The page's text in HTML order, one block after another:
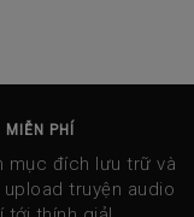
MIỄN PHÍ
mục đích lưu trữ và
truyện audio